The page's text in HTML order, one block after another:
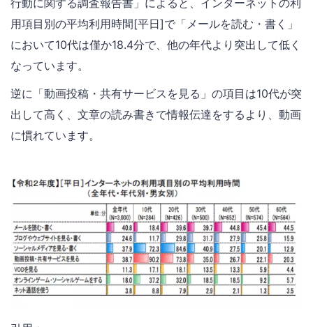
行動に関する調査報告書」によると、インターネットの利
用項目別の平均利用時間[平日]で「メールを読む・書く」
において10代は僅か18.4分で、他の年代より突出して低く
なっています。
逆に「動画投稿・共有サービスを見る」の項目は10代が突
出して高く、文章の読み書きで情報伝達をするより、動画
に慣れています。